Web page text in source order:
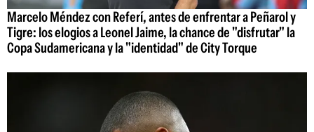
Marcelo Méndez con Referí, antes de enfrentar a Peñarol y
Tigre: los elogios a Leonel Jaime, la chance de "disfrutar" la
Copa Sudamericana y la "identidad" de City Torque